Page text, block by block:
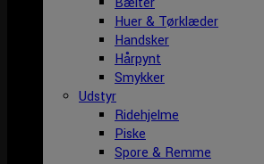
Huer & Tørklæder
Handsker
Hårpynt
Smykker
Udstyr
Ridehjelme
Piske
Spore & Remme